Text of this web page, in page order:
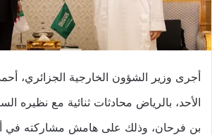
أجرى وزير الشؤون الخارجية الجزائري،
الأحد، بالرياض محادثات ثنائية مع نظيره
بن فرحان، وذلك على هامش مشاركته في